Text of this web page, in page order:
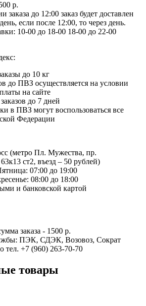
р.
до 12:00 заказ будет доставлен
если после 12:00, то через день.
10-00 до 18-00 18-00 до 22-00
до 10 кг
до ПВЗ осуществляется на условии
на сайте
до 7 дней
в ПВЗ могут воспользоваться все
Федерации
(метро Пл. Мужества, пр.
ст2, въезд – 50 рублей)
07:00 до 19:00
08:00 до 18:00
и банковской картой
заказа - 1500 р.
ПЭК, СДЭК, Возовоз, Сократ
тел. +7 (960) 263-70-70
товары